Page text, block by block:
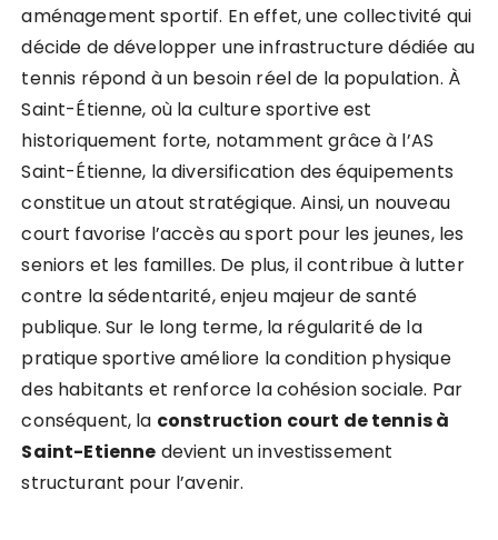
aménagement sportif. En effet, une collectivité qui
décide de développer une infrastructure dédiée au
tennis répond à un besoin réel de la population. À
Saint-Étienne, où la culture sportive est
historiquement forte, notamment grâce à l’AS
Saint-Étienne, la diversification des équipements
constitue un atout stratégique. Ainsi, un nouveau
court favorise l’accès au sport pour les jeunes, les
seniors et les familles. De plus, il contribue à lutter
contre la sédentarité, enjeu majeur de santé
publique. Sur le long terme, la régularité de la
pratique sportive améliore la condition physique
des habitants et renforce la cohésion sociale. Par
conséquent, la construction court de tennis à
Saint-Etienne devient un investissement
structurant pour l’avenir.